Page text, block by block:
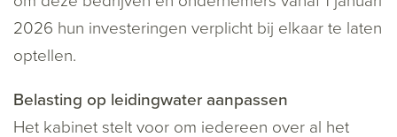
2026 hun investeringen verplicht bij elkaar te laten
optellen.
Belasting op leidingwater aanpassen
Het kabinet stelt voor om iedereen over al het